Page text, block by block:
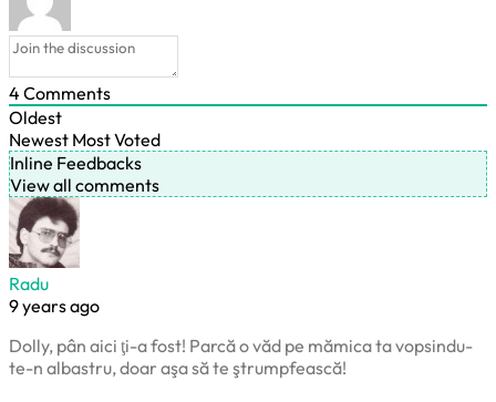
4 Comments
Oldest
Newest Most Voted
Inline Feedbacks
View all comments
Radu
9 years ago
Dolly, pân aici ţi-a fost! Parcă o văd pe mămica ta vopsindu-
te-n albastru, doar aşa să te ştrumpfească!